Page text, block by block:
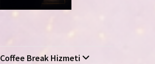
Coffee Break Hizmeti